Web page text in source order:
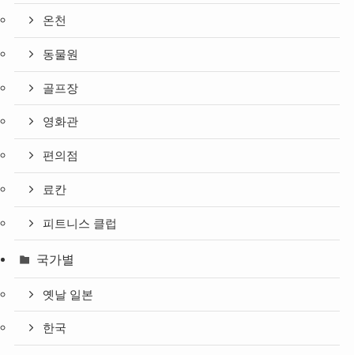
온천
동물원
골프장
영화관
편의점
료칸
피트니스 클럽
국가별
옛날 일본
한국